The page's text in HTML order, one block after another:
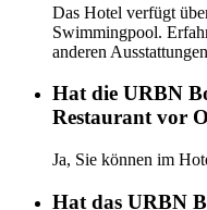
Das Hotel verfügt
Swimmingpool.
anderen
Hat die URBN
Restaurant vor
Ja, Sie können im
Hat das URBN